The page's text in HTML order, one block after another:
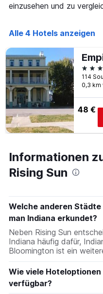
einzusehen und zu
Alle 4 Hotels anzeigen
3
0,3 km
48 €
Informationen
Rising Sun
Welche anderen
man Indiana erkundet?
Neben Rising Sun
Indiana häufig dafür,
Bloomington ist ein
Wie viele Hoteloptionen
verfügbar?